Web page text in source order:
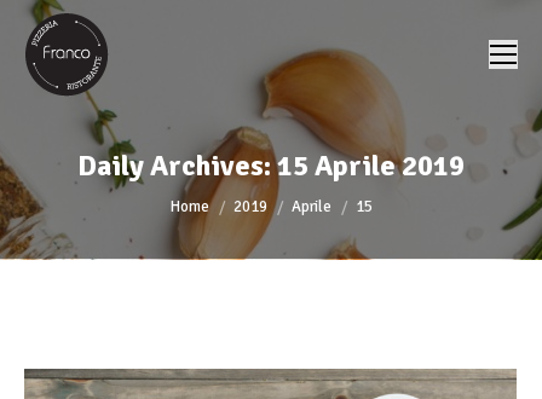
Daily Archives:15 Aprile 2019
You are here:
Home 2019 Aprile 15